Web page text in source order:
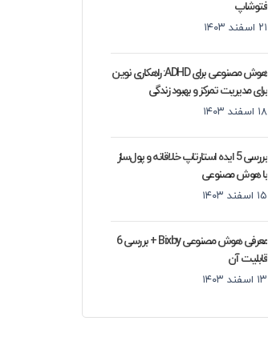
فتوشاپ
۲۱ اسفند ۱۴۰۳
هوش مصنوعی برای ADHD: راهکاری نوین
برای مدیریت تمرکز و بهبود زندگی
۱۸ اسفند ۱۴۰۳
بررسی 5 ایده استارتاپ خلاقانه و پول‌ساز
با هوش مصنوعی
۱۵ اسفند ۱۴۰۳
معرفی هوش مصنوعی Bixby + بررسی 6
قابلیت آن
۱۳ اسفند ۱۴۰۳